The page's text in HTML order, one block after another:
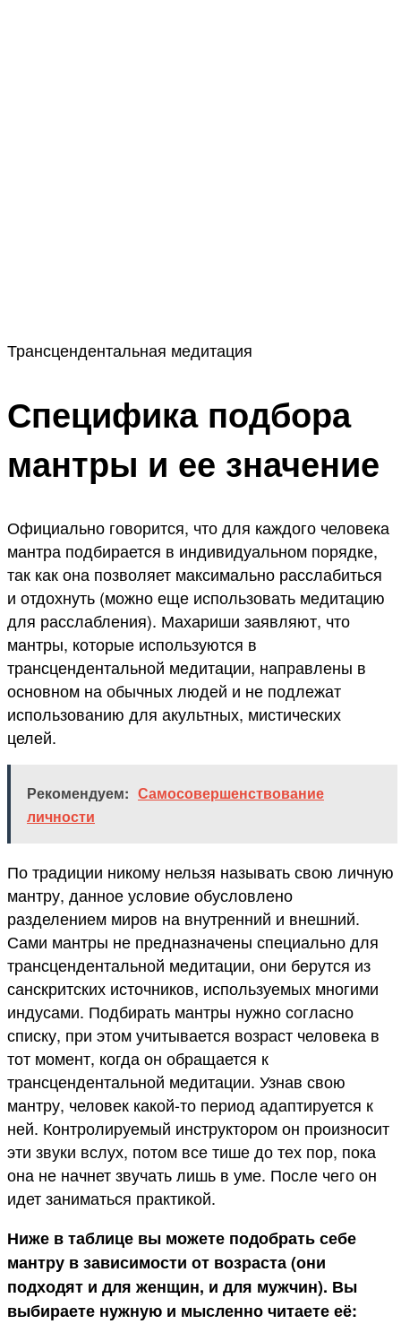
Трансцендентальная медитация
Специфика подбора
мантры и ее значение
Официально говорится, что для каждого человека
мантра подбирается в индивидуальном порядке,
так как она позволяет максимально расслабиться
и отдохнуть (можно еще использовать медитацию
для расслабления). Махариши заявляют, что
мантры, которые используются в
трансцендентальной медитации, направлены в
основном на обычных людей и не подлежат
использованию для акультных, мистических
целей.
Рекомендуем: Самосовершенствование
личности
По традиции никому нельзя называть свою личную
мантру, данное условие обусловлено
разделением миров на внутренний и внешний.
Сами мантры не предназначены специально для
трансцендентальной медитации, они берутся из
санскритских источников, используемых многими
индусами. Подбирать мантры нужно согласно
списку, при этом учитывается возраст человека в
тот момент, когда он обращается к
трансцендентальной медитации. Узнав свою
мантру, человек какой-то период адаптируется к
ней. Контролируемый инструктором он произносит
эти звуки вслух, потом все тише до тех пор, пока
она не начнет звучать лишь в уме. После чего он
идет заниматься практикой.
Ниже в таблице вы можете подобрать себе
мантру в зависимости от возраста (они
подходят и для женщин, и для мужчин). Вы
выбираете нужную и мысленно читаете её: